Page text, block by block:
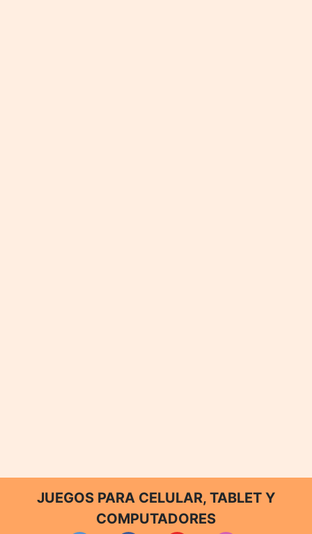
JUEGOS PARA CELULAR, TABLET Y
COMPUTADORES